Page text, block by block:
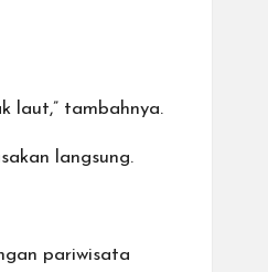
laut,” tambahnya.
langsung.
pariwisata